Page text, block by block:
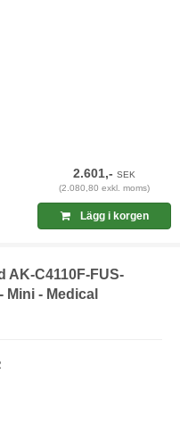
2.601,-SEK
(2.080,80 exkl. moms)
Lägg i korgen
AK-C4110F-FUS-
Mini - Medical